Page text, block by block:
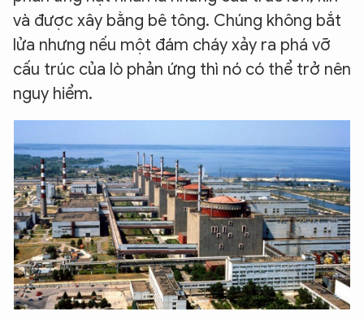
và được xây bằng bê tông. Chúng không bắt
lửa nhưng nếu một đám cháy xảy ra phá vỡ
cấu trúc của lò phản ứng thì nó có thể trở nên
nguy hiểm.